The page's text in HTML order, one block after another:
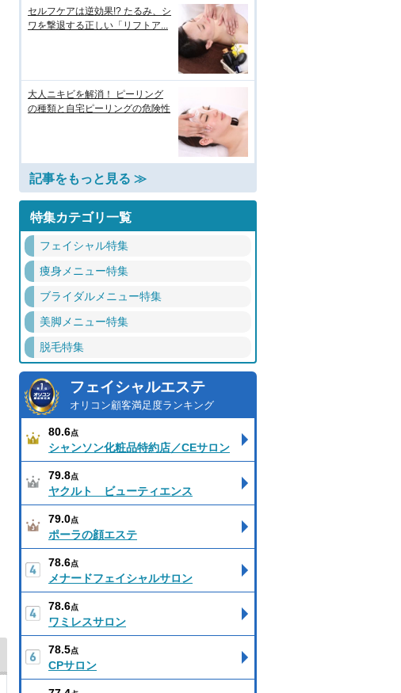
セルフケアは逆効果!? たるみ、シ
ワを撃退する正しい「リフトア...
大人ニキビを解消！ ピーリング
の種類と自宅ピーリングの危険性
記事をもっと見る ≫
特集カテゴリ一覧
フェイシャル特集
痩身メニュー特集
ブライダルメニュー特集
美脚メニュー特集
脱毛特集
フェイシャルエステ
オリコン顧客満足度ランキング
80.6点
シャンソン化粧品特約店／CEサロン
79.8点
ヤクルト ビューティエンス
79.0点
ポーラの顔エステ
78.6点
メナードフェイシャルサロン
78.6点
ワミレスサロン
78.5点
CPサロン